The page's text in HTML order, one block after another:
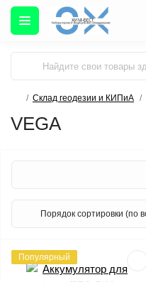
Склад геодезии и КИПиА
VEGA
Популярный